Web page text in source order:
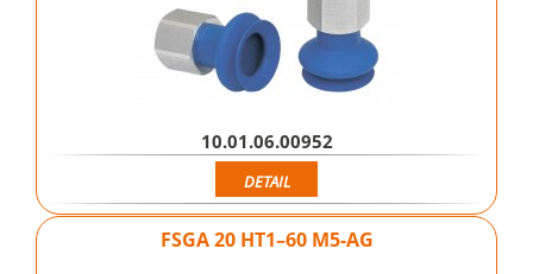
10.01.06.00952
DETAIL
FSGA 20 HT1–60 M5-AG